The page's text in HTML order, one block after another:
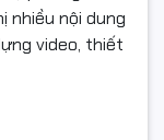
nhiều nội dung
video, thiết